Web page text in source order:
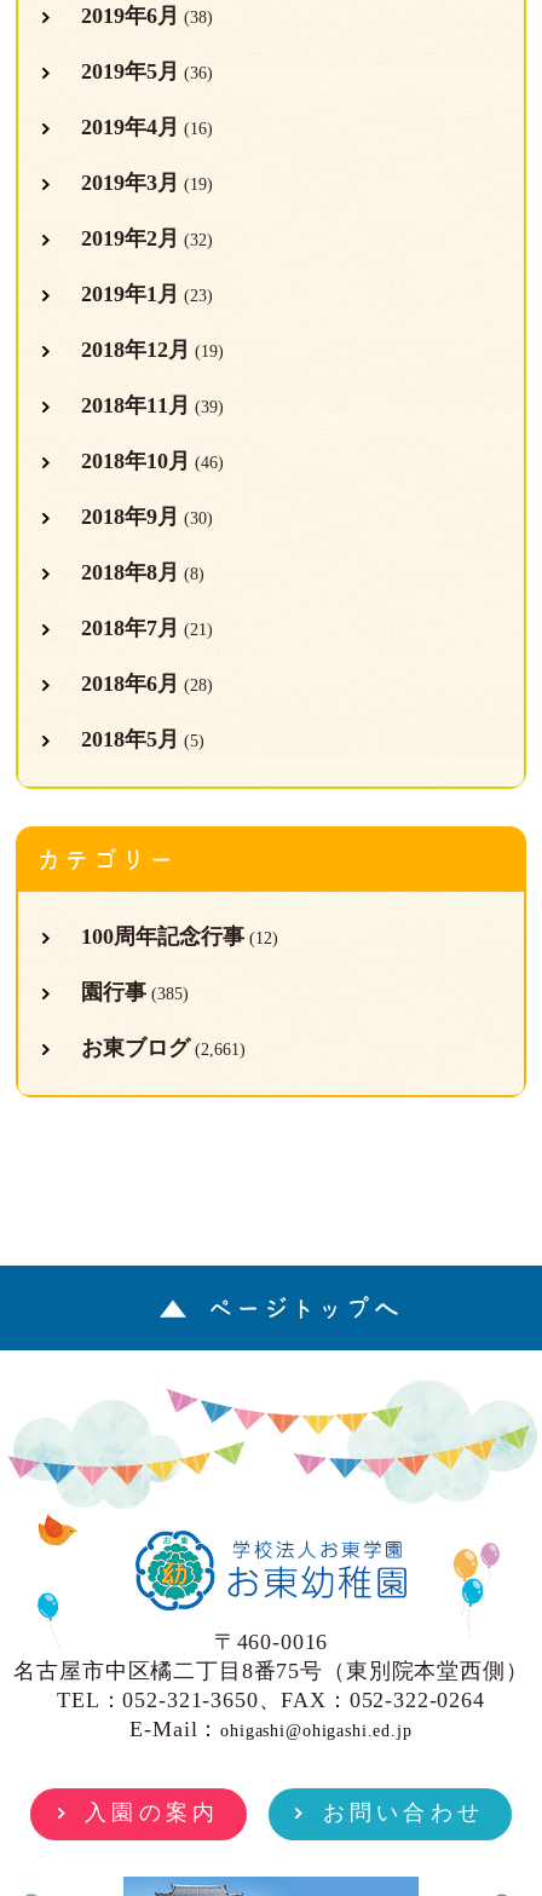
2019年6月 (38)
2019年5月 (36)
2019年4月 (16)
2019年3月 (19)
2019年2月 (32)
2019年1月 (23)
2018年12月 (19)
2018年11月 (39)
2018年10月 (46)
2018年9月 (30)
2018年8月 (8)
2018年7月 (21)
2018年6月 (28)
2018年5月 (5)
カテゴリー
100周年記念行事(12)
園行事(385)
お東ブログ (2,661)
ページトップへ
〒460-0016
名古屋市中区橘二丁目8番75号（東別院本堂西側）
TEL：052-321-3650、FAX：052-322-0264
E-Mail：ohigashi@ohigashi.ed.jp
入園の案内 お問い合わせ